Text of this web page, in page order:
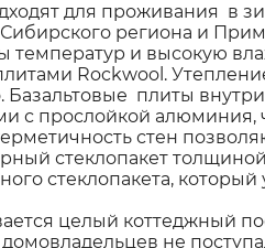
для проживания в
региона и
и высокую
Rockwool.
Базальтовые плиты
с прослойкой алюминия,
стен
стеклопакет
стеклопакета, который
целый коттеджный
не